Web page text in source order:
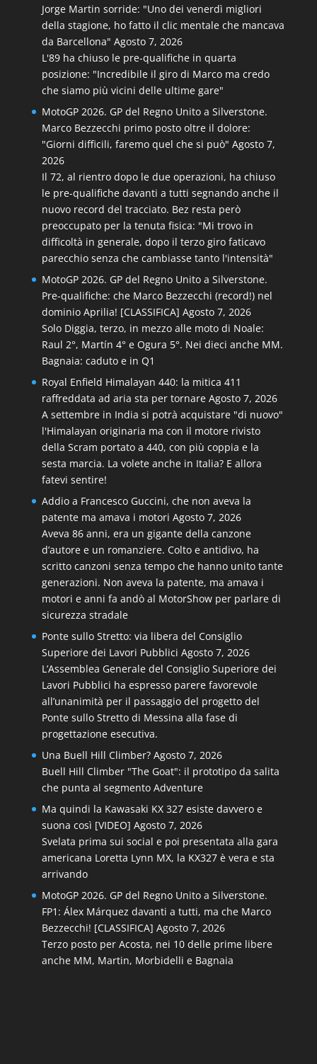
Jorge Martin sorride: "Uno dei venerdì migliori
della stagione, ho fatto il clic mentale che mancava
da Barcellona" Agosto 7, 2026
L'89 ha chiuso le pre-qualifiche in quarta
posizione: "Incredibile il giro di Marco ma credo
che siamo più vicini delle ultime gare"
MotoGP 2026. GP del Regno Unito a Silverstone.
Marco Bezzecchi primo posto oltre il dolore:
"Giorni difficili, faremo quel che si può" Agosto 7,
2026
Il 72, al rientro dopo le due operazioni, ha chiuso
le pre-qualifiche davanti a tutti segnando anche il
nuovo record del tracciato. Bez resta però
preoccupato per la tenuta fisica: "Mi trovo in
difficoltà in generale, dopo il terzo giro faticavo
parecchio senza che cambiasse tanto l'intensità"
MotoGP 2026. GP del Regno Unito a Silverstone.
Pre-qualifiche: che Marco Bezzecchi (record!) nel
dominio Aprilia! [CLASSIFICA] Agosto 7, 2026
Solo Diggia, terzo, in mezzo alle moto di Noale:
Raul 2°, Martín 4° e Ogura 5°. Nei dieci anche MM.
Bagnaia: caduto e in Q1
Royal Enfield Himalayan 440: la mitica 411
raffreddata ad aria sta per tornare Agosto 7, 2026
A settembre in India si potrà acquistare "di nuovo"
l'Himalayan originaria ma con il motore rivisto
della Scram portato a 440, con più coppia e la
sesta marcia. La volete anche in Italia? E allora
fatevi sentire!
Addio a Francesco Guccini, che non aveva la
patente ma amava i motori Agosto 7, 2026
Aveva 86 anni, era un gigante della canzone
d’autore e un romanziere. Colto e antidivo, ha
scritto canzoni senza tempo che hanno unito tante
generazioni. Non aveva la patente, ma amava i
motori e anni fa andò al MotorShow per parlare di
sicurezza stradale
Ponte sullo Stretto: via libera del Consiglio
Superiore dei Lavori Pubblici Agosto 7, 2026
L’Assemblea Generale del Consiglio Superiore dei
Lavori Pubblici ha espresso parere favorevole
all’unanimità per il passaggio del progetto del
Ponte sullo Stretto di Messina alla fase di
progettazione esecutiva.
Una Buell Hill Climber? Agosto 7, 2026
Buell Hill Climber "The Goat": il prototipo da salita
che punta al segmento Adventure
Ma quindi la Kawasaki KX 327 esiste davvero e
suona così [VIDEO] Agosto 7, 2026
Svelata prima sui social e poi presentata alla gara
americana Loretta Lynn MX, la KX327 è vera e sta
arrivando
MotoGP 2026. GP del Regno Unito a Silverstone.
FP1: Álex Márquez davanti a tutti, ma che Marco
Bezzecchi! [CLASSIFICA] Agosto 7, 2026
Terzo posto per Acosta, nei 10 delle prime libere
anche MM, Martin, Morbidelli e Bagnaia